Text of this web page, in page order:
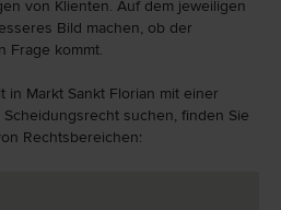
von Klienten. Auf dem jeweiligen
Bild machen, ob der
Frage kommt.
in Markt Sankt Florian mit einer
suchen, finden Sie
Rechtsbereichen: